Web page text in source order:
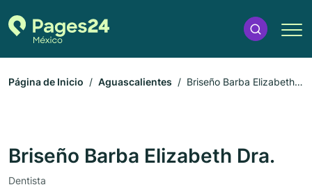
Página de Inicio Aguascalientes
Briseño Barba Elizabeth
Briseño Barba Elizabeth Dra.
Dentista